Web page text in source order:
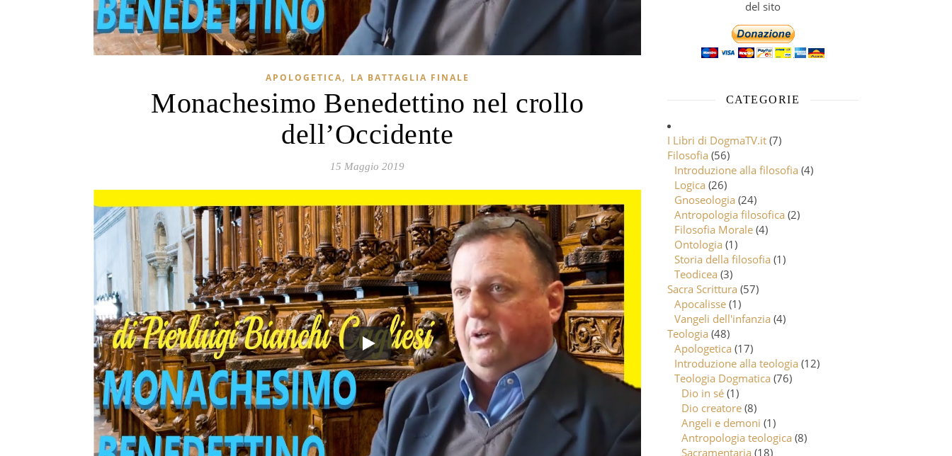
APOLOGETICA, LA BATTAGLIA FINALE
Monachesimo Benedettino nel crollo
dell’Occidente
15 Maggio 2019
del sito
CATEGORIE
I Libri di DogmaTV.it (7)
Filosofia (56)
Introduzione alla filosofia (4)
Logica (26)
Gnoseologia (24)
Antropologia filosofica (2)
Filosofia Morale (4)
Ontologia (1)
Storia della filosofia (1)
Teodicea (3)
Sacra Scrittura (57)
Apocalisse (1)
Vangeli dell'infanzia (4)
Teologia (48)
Apologetica (17)
Introduzione alla teologia (12)
Teologia Dogmatica (76)
Dio in sé (1)
Dio creatore (8)
Angeli e demoni (1)
Antropologia teologica (8)
Sacramentaria (18)